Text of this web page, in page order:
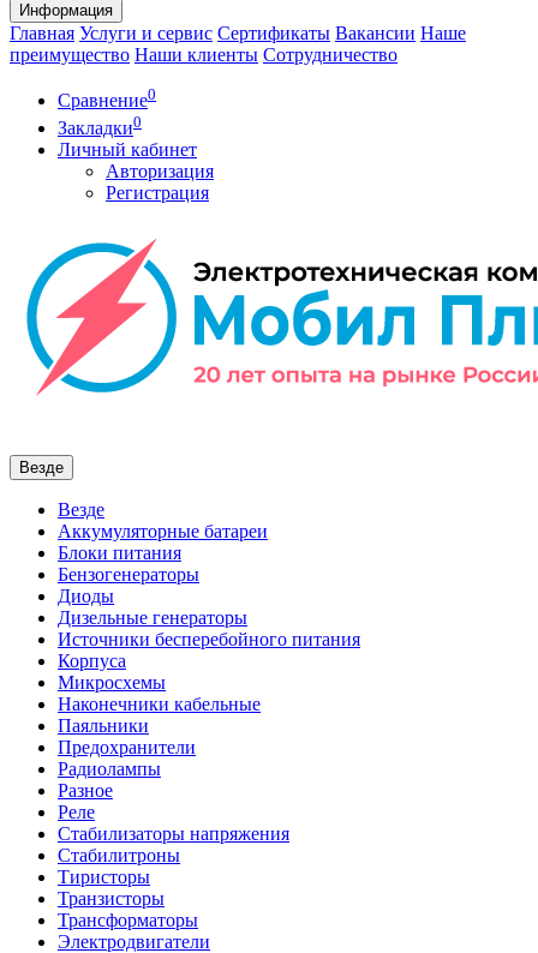
Информация
Главная Услуги и сервис Сертификаты Вакансии Наше
преимущество Наши клиенты Сотрудничество
Сравнение0
Закладки0
Личный кабинет
Авторизация
Регистрация
Везде
Везде
Аккумуляторные батареи
Блоки питания
Бензогенераторы
Диоды
Дизельные генераторы
Источники бесперебойного питания
Корпуса
Микросхемы
Наконечники кабельные
Паяльники
Предохранители
Радиолампы
Разное
Реле
Стабилизаторы напряжения
Стабилитроны
Тиристоры
Транзисторы
Трансформаторы
Электродвигатели